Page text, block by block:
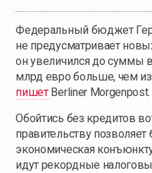
Федеральный бюджет
не предусматривает
он увеличился до суммы
млрд евро больше, чем
пишетBerliner Morgenpost.
Обойтись без кредитов
правительству позволяет
экономическая
идут рекордные